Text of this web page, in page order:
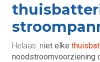
Helaas: niet elke
noodstroomvoorziening